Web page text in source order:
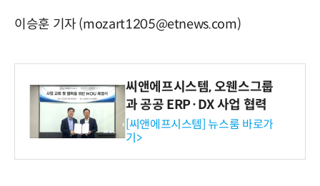
이승훈 기자 (mozart1205@etnews.com)
씨앤에프시스템, 오웬스그룹
과 공공 ERP·DX 사업 협력
[씨앤에프시스템] 뉴스룸 바로가
기>